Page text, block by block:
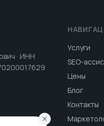
· ИНН
Услуги
SEO-
Цены
Блог
Контакты